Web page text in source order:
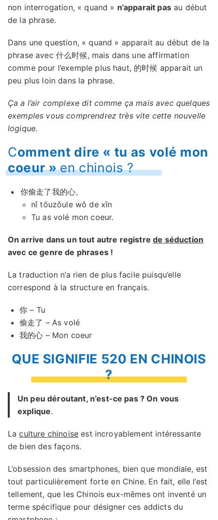
non interrogation, « quand » n’apparait pasau début
de la phrase.
Dans une question, « quand » apparait au début de la
phrase avec 什么时候, mais dans une affirmation
comme pour l’exemple plus haut, 的时候 apparait un
peu plus loin dans la phrase.
Ça a l’air complexe dit comme ça mais avec quelques
exemples vous comprendrez très vite cette nouvelle
logique.
Comment dire « tu as volé mon
coeur »en chinois ?
你偷走了我的心。
nǐ tōuzǒule wǒ de xīn
Tu as volé mon coeur.
On arrive dans un tout autre registrede séduction
avec ce genre de phrases !
La traduction n’a rien de plus facile puisqu’elle
correspond à la structure en français.
你 – Tu
偷走了 – As volé
我的心 – Mon coeur
QUE SIGNIFIE 520 EN CHINOIS
?
Un peu déroutant, n’est-ce pas ? On vous
explique.
Laculture chinoise est incroyablement intéressante
de bien des façons.
L’obsession des smartphones, bien que mondiale, est
tout particulièrement forte en Chine. En fait, elle l’est
tellement, que les Chinois eux-mêmes ont inventé un
terme spécifique pour désigner ces addicts du